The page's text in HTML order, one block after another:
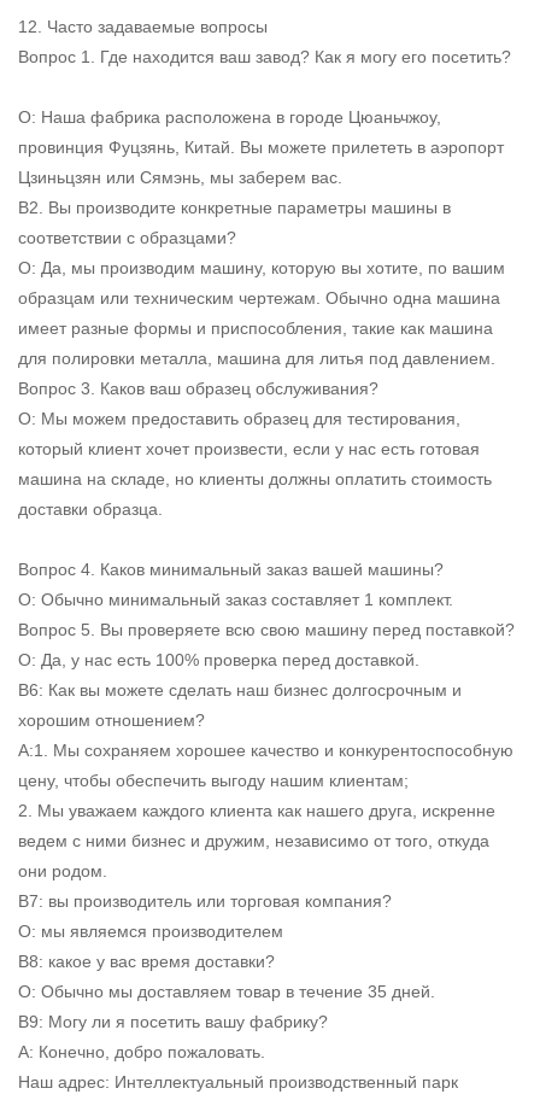
12. Часто задаваемые вопросы
Вопрос 1. Где находится ваш завод? Как я могу его посетить?
О: Наша фабрика расположена в городе Цюаньчжоу,
провинция Фуцзянь, Китай. Вы можете прилететь в аэропорт
Цзиньцзян или Сямэнь, мы заберем вас.
В2. Вы производите конкретные параметры машины в
соответствии с образцами?
О: Да, мы производим машину, которую вы хотите, по вашим
образцам или техническим чертежам. Обычно одна машина
имеет разные формы и приспособления, такие как машина
для полировки металла, машина для литья под давлением.
Вопрос 3. Каков ваш образец обслуживания?
О: Мы можем предоставить образец для тестирования,
который клиент хочет произвести, если у нас есть готовая
машина на складе, но клиенты должны оплатить стоимость
доставки образца.
Вопрос 4. Каков минимальный заказ вашей машины?
О: Обычно минимальный заказ составляет 1 комплект.
Вопрос 5. Вы проверяете всю свою машину перед поставкой?
О: Да, у нас есть 100% проверка перед доставкой.
В6: Как вы можете сделать наш бизнес долгосрочным и
хорошим отношением?
А:1. Мы сохраняем хорошее качество и конкурентоспособную
цену, чтобы обеспечить выгоду нашим клиентам;
2. Мы уважаем каждого клиента как нашего друга, искренне
ведем с ними бизнес и дружим, независимо от того, откуда
они родом.
В7: вы производитель или торговая компания?
О: мы являемся производителем
В8: какое у вас время доставки?
О: Обычно мы доставляем товар в течение 35 дней.
В9: Могу ли я посетить вашу фабрику?
А: Конечно, добро пожаловать.
Наш адрес: Интеллектуальный производственный парк